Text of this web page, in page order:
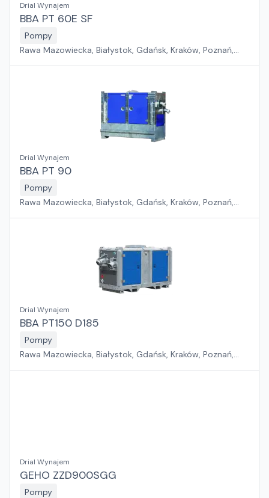
Drial Wynajem
BBA PT 60E SF
Pompy
Rawa Mazowiecka, Białystok, Gdańsk, Kraków, Poznań,
Drial Wynajem
BBA PT 90
Pompy
Rawa Mazowiecka, Białystok, Gdańsk, Kraków, Poznań,
Drial Wynajem
BBA PT150 D185
Pompy
Rawa Mazowiecka, Białystok, Gdańsk, Kraków, Poznań,
Drial Wynajem
GEHO ZZD900SGG
Pompy